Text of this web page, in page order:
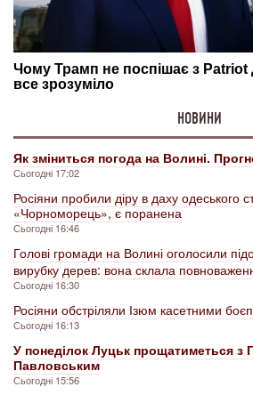
НОВИНИ
Як зміниться погода на Волині.
Сьогодні 17:02
Росіяни пробили діру в даху одеського
«Чорноморець», є поранена
Сьогодні 16:46
Голові громади на Волині оголосили
вирубку дерев: вона склала
Сьогодні 16:30
Росіяни обстріляли Ізюм касетними
Сьогодні 16:13
У понеділок Луцьк прощатиметься з
Павловським
Сьогодні 15:56